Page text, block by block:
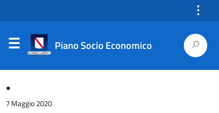
⋮
Piano Socio Economico
●
7 Maggio 2020